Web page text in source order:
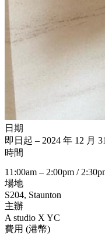
日期
即日起 – 2024 年 12 月
時間
11:00am – 2:00pm /
場地
S204, Staunton
主辦
A studio X YC
費用 (港幣)